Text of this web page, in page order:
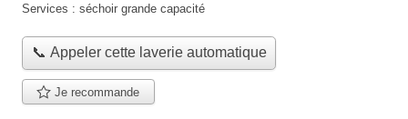
Services : séchoir grande capacité
📞 Appeler cette laverie automatique
Je recommande